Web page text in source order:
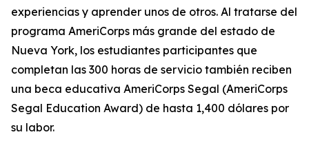
experiencias y aprender unos de otros. Al tratarse del
programa AmeriCorps más grande del estado de
Nueva York, los estudiantes participantes que
completan las 300 horas de servicio también reciben
una beca educativa AmeriCorps Segal (AmeriCorps
Segal Education Award) de hasta 1,400 dólares por
su labor.